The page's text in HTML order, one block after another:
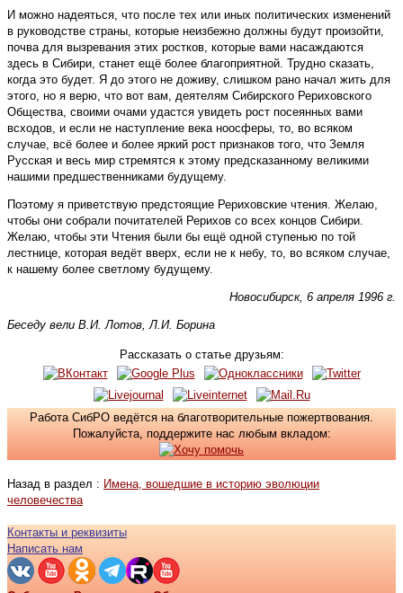
И можно надеяться, что после тех или иных политических изменений
в руководстве страны, которые неизбежно должны будут произойти,
почва для вызревания этих ростков, которые вами насаждаются
здесь в Сибири, станет ещё более благоприятной. Трудно сказать,
когда это будет. Я до этого не доживу, слишком рано начал жить для
этого, но я верю, что вот вам, деятелям Сибирского Рериховского
Общества, своими очами удастся увидеть рост посеянных вами
всходов, и если не наступление века ноосферы, то, во всяком
случае, всё более и более яркий рост признаков того, что Земля
Русская и весь мир стремятся к этому предсказанному великими
нашими предшественниками будущему.
Поэтому я приветствую предстоящие Рериховские чтения. Желаю,
чтобы они собрали почитателей Рерихов со всех концов Сибири.
Желаю, чтобы эти Чтения были бы ещё одной ступенью по той
лестнице, которая ведёт вверх, если не к небу, то, во всяком случае,
к нашему более светлому будущему.
Новосибирск, 6 апреля 1996 г.
Беседу вели В.И. Лотов, Л.И. Борина
Рассказать о статье друзьям:
Работа СибРО ведётся на благотворительные пожертвования.
Пожалуйста, поддержите нас любым вкладом:
Назад в раздел : Имена, вошедшие в историю эволюции
человечества
Контакты и реквизиты
Написать нам